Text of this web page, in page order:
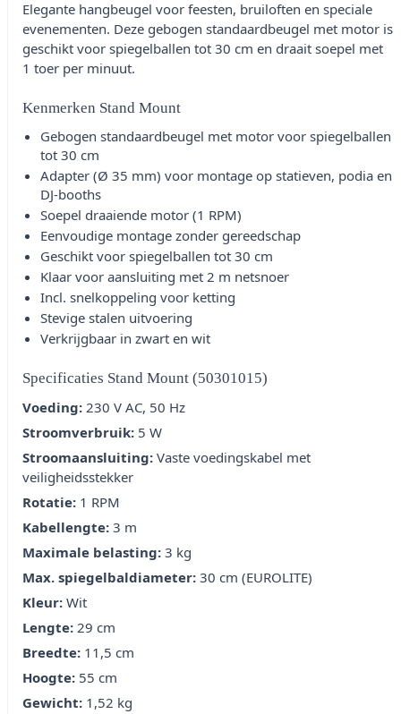
Elegante hangbeugel voor feesten, bruiloften en speciale
evenementen. Deze gebogen standaardbeugel met motor is
geschikt voor spiegelballen tot 30 cm en draait soepel met
1 toer per minuut.
Kenmerken Stand Mount
Gebogen standaardbeugel met motor voor spiegelballen
tot 30 cm
Adapter (Ø 35 mm) voor montage op statieven, podia en
DJ-booths
Soepel draaiende motor (1 RPM)
Eenvoudige montage zonder gereedschap
Geschikt voor spiegelballen tot 30 cm
Klaar voor aansluiting met 2 m netsnoer
Incl. snelkoppeling voor ketting
Stevige stalen uitvoering
Verkrijgbaar in zwart en wit
Specificaties Stand Mount (50301015)
Voeding: 230 V AC, 50 Hz
Stroomverbruik: 5 W
Stroomaansluiting: Vaste voedingskabel met
veiligheidsstekker
Rotatie: 1 RPM
Kabellengte: 3 m
Maximale belasting: 3 kg
Max. spiegelbaldiameter: 30 cm (EUROLITE)
Kleur: Wit
Lengte: 29 cm
Breedte: 11,5 cm
Hoogte: 55 cm
Gewicht: 1,52 kg